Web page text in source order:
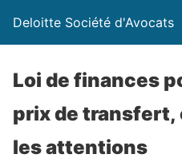
Deloitte Société d'Avocats
Loi de finances
prix de transfert,
les attentions